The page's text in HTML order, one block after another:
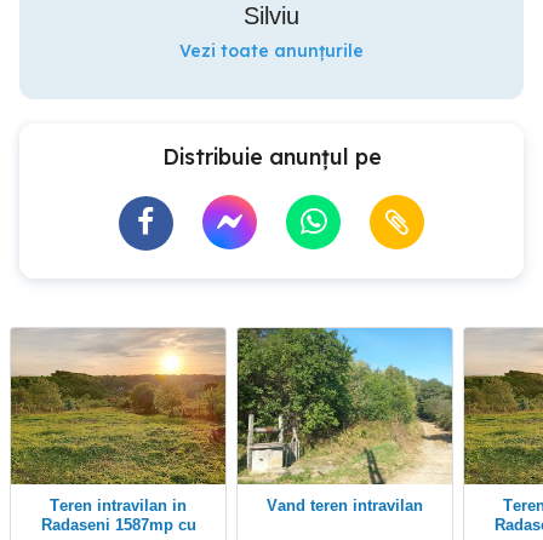
Silviu
Vezi toate anunțurile
Distribuie anunțul pe
Teren intravilan in
Radaseni 1587mp cu
Vand teren intravilan
Teren intravilan in